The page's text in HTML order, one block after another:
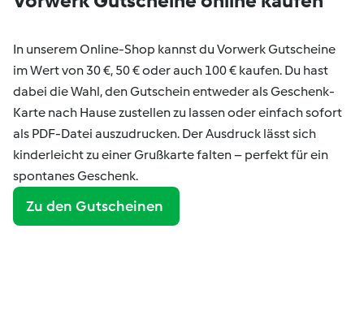
In unserem Online-Shop kannst du Vorwerk Gutscheine
im Wert von 30 €, 50 € oder auch 100 € kaufen. Du hast
dabei die Wahl, den Gutschein entweder als Geschenk-
Karte nach Hause zustellen zu lassen oder einfach sofort
als PDF-Datei auszudrucken. Der Ausdruck lässt sich
kinderleicht zu einer Grußkarte falten – perfekt für ein
spontanes Geschenk.
Zu den Gutscheinen